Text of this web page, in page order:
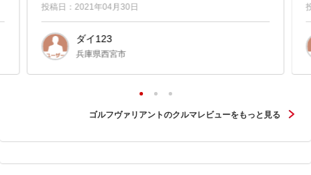
投稿日：2021年04月30日
ダイ123
兵庫県西宮市
ゴルフヴァリアントのクルマレビューをもっと見る